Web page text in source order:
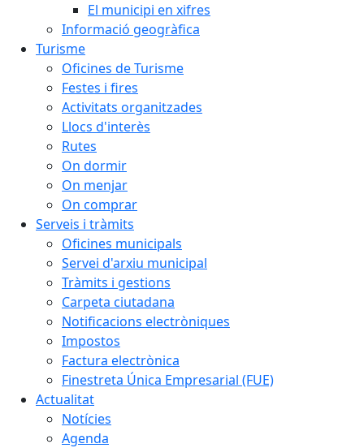
El municipi en xifres
Informació geogràfica
Turisme
Oficines de Turisme
Festes i fires
Activitats organitzades
Llocs d'interès
Rutes
On dormir
On menjar
On comprar
Serveis i tràmits
Oficines municipals
Servei d'arxiu municipal
Tràmits i gestions
Carpeta ciutadana
Notificacions electròniques
Impostos
Factura electrònica
Finestreta Única Empresarial (FUE)
Actualitat
Notícies
Agenda